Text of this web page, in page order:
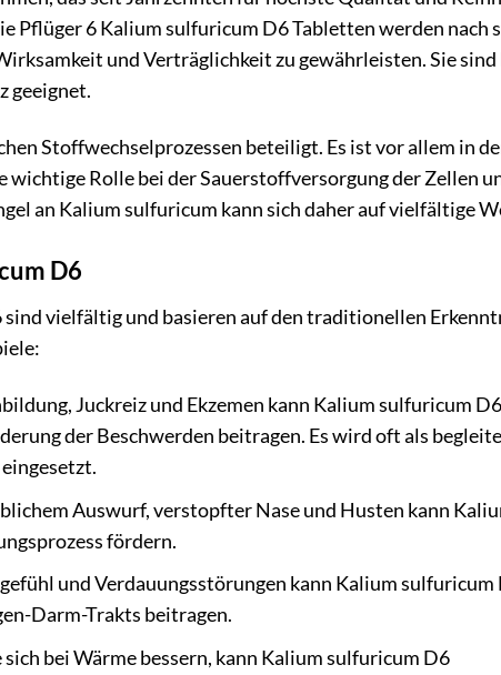
Pflüger 6 Kalium sulfuricum D6 Tabletten werden nach
und Verträglichkeit zu gewährleisten. Sie
geeignet.
Stoffwechselprozessen beteiligt. Es ist vor allem in
Rolle bei der Sauerstoffversorgung der Zellen
an Kalium sulfuricum kann sich daher auf vielfältige
D6
vielfältig und basieren auf den traditionellen
Juckreiz und Ekzemen kann Kalium sulfuricum
der Beschwerden beitragen. Es wird oft als
Auswurf, verstopfter Nase und Husten kann
fördern.
und Verdauungsstörungen kann Kalium sulfuricum
Darm-Trakts beitragen.
sich bei Wärme bessern, kann Kalium sulfuricum D6